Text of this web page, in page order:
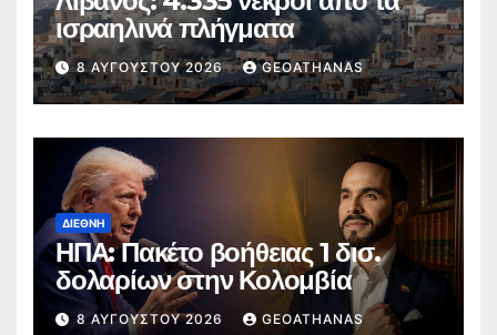
ισραηλινά πλήγματα
8 ΑΥΓΟΎΣΤΟΥ 2026 GEOATHANAS
ΔΙΕΘΝΉ
ΗΠΑ: Πακέτο βοήθειας 1 δισ.
δολαρίων στην Κολομβία
8 ΑΥΓΟΎΣΤΟΥ 2026 GEOATHANAS